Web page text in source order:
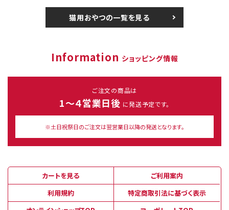
猫用おやつの一覧を見る
Information ショッピング情報
ご注文の商品は
1～４営業日後 に発送予定です。
※土日祝祭日のご注文は翌営業日以降の発送となります。
カートを見る
ご利用案内
利用規約
特定商取引法に基づく表示